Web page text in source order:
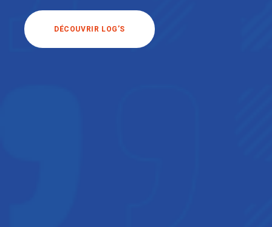
DÉCOUVRIR LOG’S